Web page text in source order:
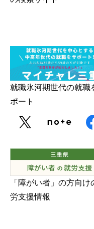
就職氷河期世代の就職
ポート
「障がい者」の方向け
労支援情報